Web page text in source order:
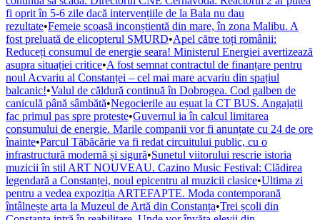
fi oprit în 5-6 zile dacă intervențiile de la Bala nu dau
rezultate•Femeie scoasă inconștientă din mare, în zona Malibu. A
fost preluată de elicopterul SMURD•Apel către toți românii:
Reduceți consumul de energie seara! Ministerul Energiei avertizează
asupra situației critice•A fost semnat contractul de finanțare pentru
noul Acvariu al Constanței – cel mai mare acvariu din spațiul
balcanic!•Valul de căldură continuă în Dobrogea. Cod galben de
caniculă până sâmbătă•Negocierile au eșuat la CT BUS. Angajații
fac primul pas spre proteste•Guvernul ia în calcul limitarea
consumului de energie. Marile companii vor fi anunțate cu 24 de ore
înainte•Parcul Tăbăcărie va fi redat circuitului public, cu o
infrastructură modernă și sigură•Sunetul viitorului rescrie istoria
muzicii în stil ART NOUVEAU. Cazino Music Festival: Clădirea
legendară a Constanței, noul epicentru al muzicii clasice•Ultima zi
pentru a vedea expoziția ARTEFAPTE. Moda contemporană
întâlnește arta la Muzeul de Artă din Constanța•Trei școli din